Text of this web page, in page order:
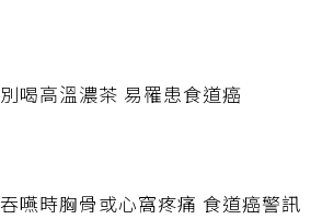
別喝高溫濃茶 易罹患食道癌
吞嚥時胸骨或心窩疼痛 食道癌警訊